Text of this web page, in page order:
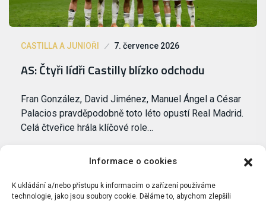
Informace o cookies
K ukládání a/nebo přístupu k informacím o zařízení používáme
technologie, jako jsou soubory cookie. Děláme to, abychom zlepšili
CASTILLA A JUNIOŘI 7. července 2026
AS: Čtyři lídři Castilly blízko odchodu
Fran González, David Jiménez, Manuel Ángel a César
Palacios pravděpodobně toto léto opustí Real Madrid.
Celá čtveřice hrála klíčové role…